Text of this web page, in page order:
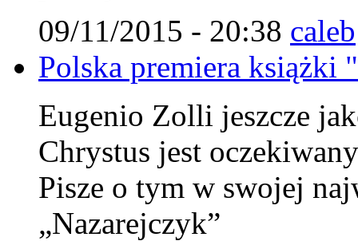
09/11/2015 - 20:38 caleb
Polska premiera
Eugenio Zolli jeszcze
Chrystus jest
Pisze o tym w swojej
„Nazarejczyk”